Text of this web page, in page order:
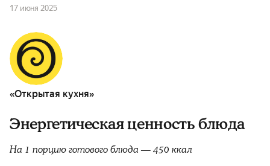
17 июня 2025
«Открытая кухня»
Энергетическая ценность блюда
На 1 порцию готового блюда — 450 ккал